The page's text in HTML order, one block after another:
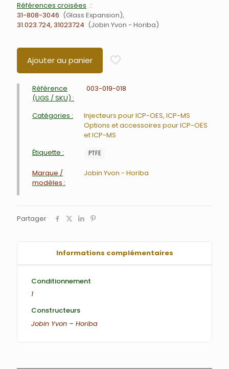
Références croisées
31-808-3046
Glass Expansion
31.023.724, 31023724
Jobin Yvon - Horiba
Ajouter au panier
Référence
(UGS / SKU) :
003-019-018
Catégories :
Injecteurs pour ICP-OES, ICP-MS
Options et accessoires pour ICP-OES
et ICP-MS
Étiquette :
PTFE
Marque /
modèles :
Jobin Yvon - Horiba
Partager
Informations complémentaires
Conditionnement
1
Constructeurs
Jobin Yvon – Horiba